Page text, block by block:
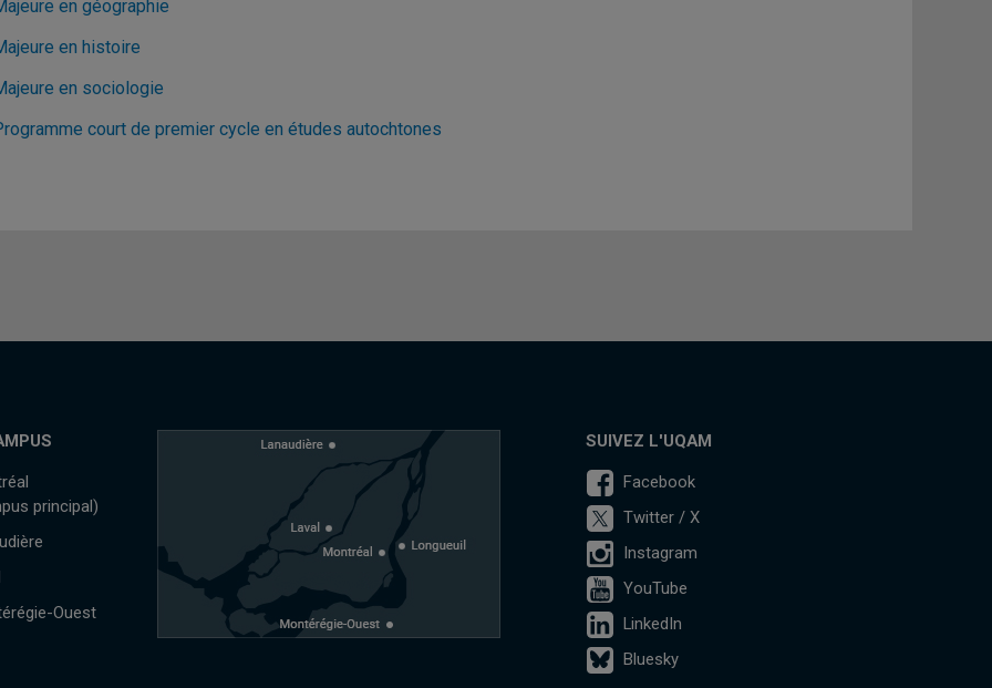
en géographie
en histoire
en sociologie
court de premier cycle en études autochtones
principal)
Ouest
SUIVEZ L'UQAM
Facebook
Twitter / X
Instagram
YouTube
LinkedIn
Bluesky